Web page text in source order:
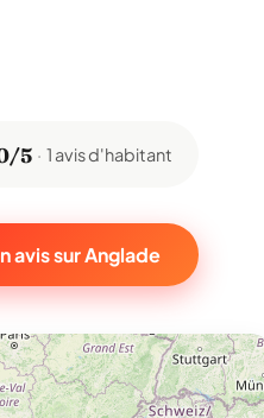
5 1 avis d'habitant
avis sur Anglade